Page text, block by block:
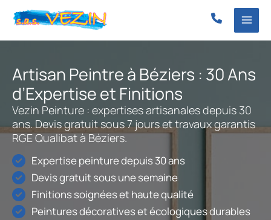
Artisan Peintre à Béziers : 30 Ans
d’Expertise et Finitions
Vezin Peinture : expertises artisanales depuis 30
ans. Devis gratuit sous 7 jours et travaux garantis
RGE Qualibat à Béziers.
Expertise peinture depuis 30 ans
Devis gratuit sous une semaine
Finitions soignées et haute qualité
Peintures décoratives et écologiques durables